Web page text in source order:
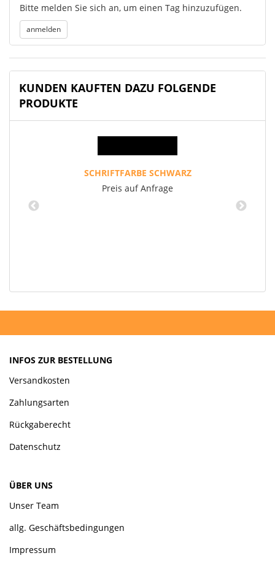
Bitte melden Sie sich an, um einen Tag hinzuzufügen.
KUNDEN KAUFTEN DAZU FOLGENDE
PRODUKTE
SCHRIFTFARBE SCHWARZ
Preis auf Anfrage
INFOS ZUR BESTELLUNG
Versandkosten
Zahlungsarten
Rückgaberecht
Datenschutz
ÜBER UNS
Unser Team
allg. Geschäftsbedingungen
Impressum